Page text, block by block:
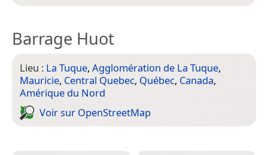
Barrage Huot
Lieu : La Tuque, Agglomération de La Tuque,
Mauricie, Central Quebec, Québec, Canada,
Amérique du Nord
Voir sur Open­Street­Map